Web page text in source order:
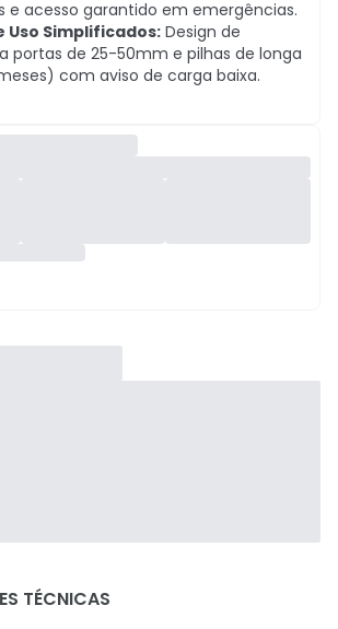
e acesso garantido em emergências.
Uso Simplificados: Design de
portas de 25-50mm e pilhas de longa
com aviso de carga baixa.
TÉCNICAS